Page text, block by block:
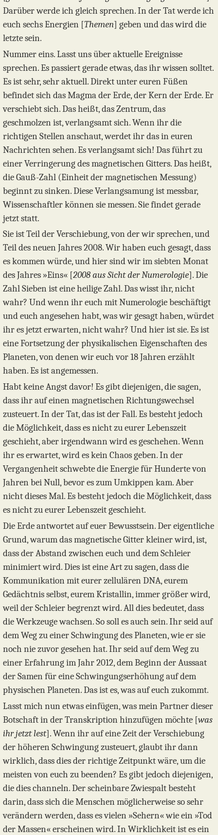
Darüber werde ich gleich sprechen. In der Tat werde ich
euch sechs Energien [Themen] geben und das wird die
letzte sein.
Nummer eins. Lasst uns über aktuelle Ereignisse
sprechen. Es passiert gerade etwas, das ihr wissen solltet.
Es ist sehr, sehr aktuell. Direkt unter euren Füßen
befindet sich das Magma der Erde, der Kern der Erde. Er
verschiebt sich. Das heißt, das Zentrum, das
geschmolzen ist, verlangsamt sich. Wenn ihr die
richtigen Stellen anschaut, werdet ihr das in euren
Nachrichten sehen. Es verlangsamt sich! Das führt zu
einer Verringerung des magnetischen Gitters. Das heißt,
die Gauß-Zahl (Einheit der magnetischen Messung)
beginnt zu sinken. Diese Verlangsamung ist messbar,
Wissenschaftler können sie messen. Sie findet gerade
jetzt statt.
Sie ist Teil der Verschiebung, von der wir sprechen, und
Teil des neuen Jahres 2008. Wir haben euch gesagt, dass
es kommen würde, und hier sind wir im siebten Monat
des Jahres »Eins« [2008 aus Sicht der Numerologie]. Die
Zahl Sieben ist eine heilige Zahl. Das wisst ihr, nicht
wahr? Und wenn ihr euch mit Numerologie beschäftigt
und euch angesehen habt, was wir gesagt haben, würdet
ihr es jetzt erwarten, nicht wahr? Und hier ist sie. Es ist
eine Fortsetzung der physikalischen Eigenschaften des
Planeten, von denen wir euch vor 18 Jahren erzählt
haben. Es ist angemessen.
Habt keine Angst davor! Es gibt diejenigen, die sagen,
dass ihr auf einen magnetischen Richtungswechsel
zusteuert. In der Tat, das ist der Fall. Es besteht jedoch
die Möglichkeit, dass es nicht zu eurer Lebenszeit
geschieht, aber irgendwann wird es geschehen. Wenn
ihr es erwartet, wird es kein Chaos geben. In der
Vergangenheit schwebte die Energie für Hunderte von
Jahren bei Null, bevor es zum Umkippen kam. Aber
nicht dieses Mal. Es besteht jedoch die Möglichkeit, dass
es nicht zu eurer Lebenszeit geschieht.
Die Erde antwortet auf euer Bewusstsein. Der eigentliche
Grund, warum das magnetische Gitter kleiner wird, ist,
dass der Abstand zwischen euch und dem Schleier
minimiert wird. Dies ist eine Art zu sagen, dass die
Kommunikation mit eurer zellulären DNA, eurem
Gedächtnis selbst, eurem Kristallin, immer größer wird,
weil der Schleier begrenzt wird. All dies bedeutet, dass
die Werkzeuge wachsen. So soll es auch sein. Ihr seid auf
dem Weg zu einer Schwingung des Planeten, wie er sie
noch nie zuvor gesehen hat. Ihr seid auf dem Weg zu
einer Erfahrung im Jahr 2012, dem Beginn der Aussaat
der Samen für eine Schwingungserhöhung auf dem
physischen Planeten. Das ist es, was auf euch zukommt.
Lasst mich nun etwas einfügen, was mein Partner dieser
Botschaft in der Transkription hinzufügen möchte [was
ihr jetzt lest]. Wenn ihr auf eine Zeit der Verschiebung
der höheren Schwingung zusteuert, glaubt ihr dann
wirklich, dass dies der richtige Zeitpunkt wäre, um die
meisten von euch zu beenden? Es gibt jedoch diejenigen,
die dies channeln. Der scheinbare Zwiespalt besteht
darin, dass sich die Menschen möglicherweise so sehr
verändern werden, dass es vielen »Sehern« wie ein »Tod
der Massen« erscheinen wird. In Wirklichkeit ist es ein